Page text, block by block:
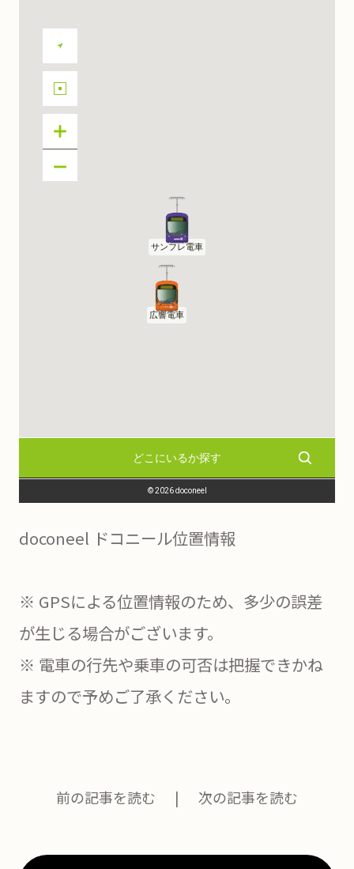
doconeel ドコニール位置情報
※ GPSによる位置情報のため、多少の誤差
が生じる場合がございます。
※ 電車の行先や乗車の可否は把握できかね
ますので予めご了承ください。
前の記事を読む 次の記事を読む